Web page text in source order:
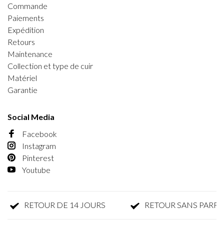
Commande
Paiements
Expédition
Retours
Maintenance
Collection et type de cuir
Matériel
Garantie
Social Media
Facebook
Instagram
Pinterest
Youtube
RETOUR DE 14 JOURS RETOUR SANS PARFAIS